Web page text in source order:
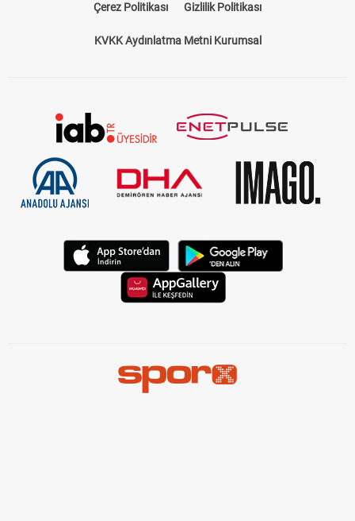
Çerez Politikası Gizlilik Politikası
KVKK Aydınlatma Metni Kurumsal